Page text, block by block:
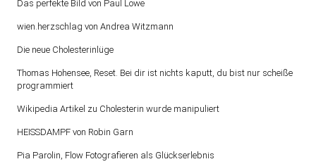
Das perfekte Bild von Paul Lowe
wien.herzschlag von Andrea Witzmann
Die neue Cholesterinlüge
Thomas Hohensee, Reset. Bei dir ist nichts kaputt, du bist nur scheiße
programmiert
Wikipedia Artikel zu Cholesterin wurde manipuliert
HEISSDAMPF von Robin Garn
Pia Parolin, Flow Fotografieren als Glückserlebnis